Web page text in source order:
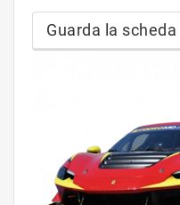
Guarda la scheda